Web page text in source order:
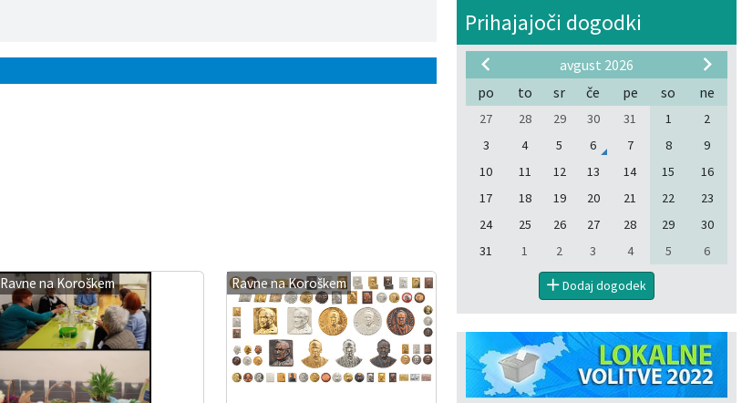
Ravne na Koroškem Ravne na Koroškem
Prihajajoči dogodki
avgust 2026
po
to sr če pe so ne
27 28 29 30 31 1
2
3
4 5 6 7 8
9
10
11 12 13 14 15
16
17
18 19 20 21 22
23
24
25 26 27 28 29
30
31
1 2 3 4 5 6
Dodaj dogodek